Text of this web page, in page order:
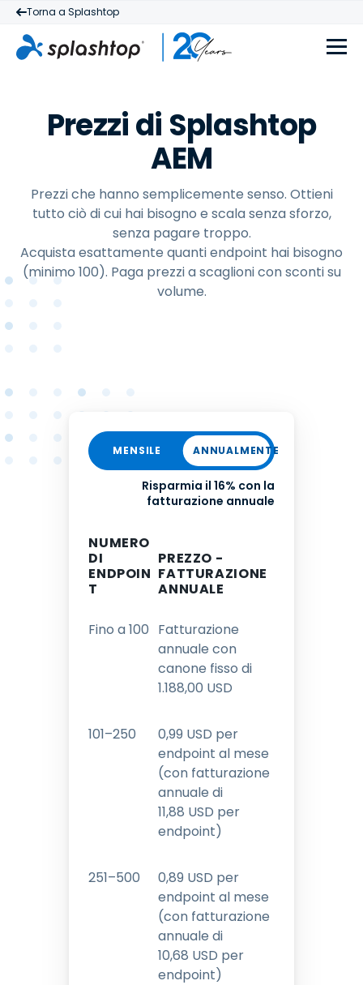
Torna a Splashtop
Prezzi di Splashtop
AEM
Prezzi che hanno semplicemente senso. Ottieni
tutto ciò di cui hai bisogno e scala senza sforzo,
senza pagare troppo.
Acquista esattamente quanti endpoint hai bisogno
(minimo 100). Paga prezzi a scaglioni con sconti su
volume.
MENSILE ANNUALMENTE
Risparmia il 16% con la
fatturazione annuale
NUMERO
DI
ENDPOIN
T
PREZZO -
FATTURAZIONE
ANNUALE
Fino a 100 Fatturazione
annuale con
canone fisso di
1.188,00 USD
101–250 0,99 USD per
endpoint al mese
(con fatturazione
annuale di
11,88 USD per
endpoint)
251–500 0,89 USD per
endpoint al mese
(con fatturazione
annuale di
10,68 USD per
endpoint)